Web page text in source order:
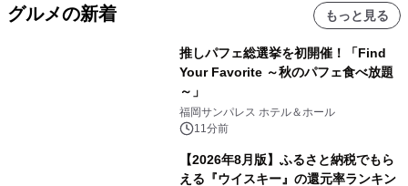
グルメの新着 もっと見る
推しパフェ総選挙を初開催！「Find
Your Favorite ～秋のパフェ食べ放題
～」
福岡サンパレス ホテル＆ホール
11分前
【2026年8月版】ふるさと納税でもら
える『ウイスキー』の還元率ランキン